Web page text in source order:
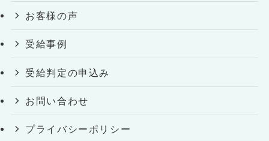
お客様の声
受給事例
受給判定の申込み
お問い合わせ
プライバシーポリシー